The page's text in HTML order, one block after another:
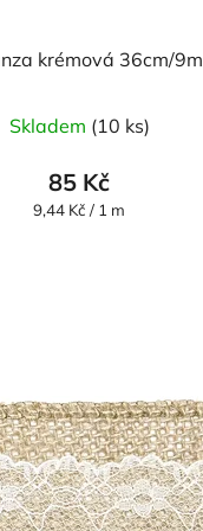
krémová 36cm/9m
Skladem (10 ks)
85 Kč
Měrná
9,44 Kč / 1 m